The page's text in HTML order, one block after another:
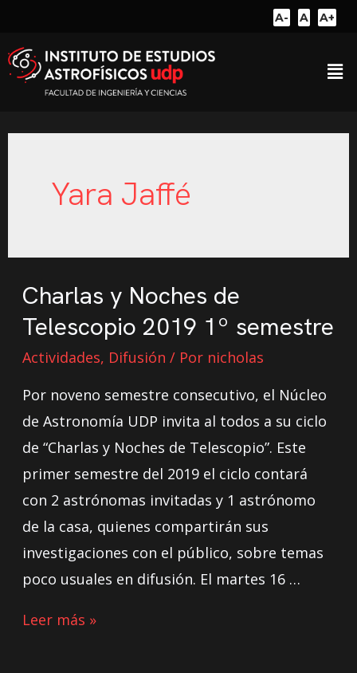
A- A A+
Yara Jaffé
Charlas y Noches de
Telescopio 2019 1º semestre
Actividades, Difusión / Por nicholas
Por noveno semestre consecutivo, el Núcleo
de Astronomía UDP invita al todos a su ciclo
de “Charlas y Noches de Telescopio”. Este
primer semestre del 2019 el ciclo contará
con 2 astrónomas invitadas y 1 astrónomo
de la casa, quienes compartirán sus
investigaciones con el público, sobre temas
poco usuales en difusión. El martes 16 …
Leer más »